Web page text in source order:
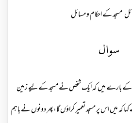
مسجد کے احکام و مسائل
سوال
کے بارے میں کہ ایک شخص نے مسجد کے لیے زمین
اس پر مسجد تعمیر کراؤں گا،پھر دونوں نے باہم